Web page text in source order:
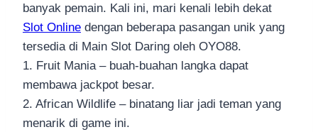
banyak pemain. Kali ini, mari kenali lebih dekat
Slot Online dengan beberapa pasangan unik yang
tersedia di Main Slot Daring oleh OYO88.
1. Fruit Mania – buah-buahan langka dapat
membawa jackpot besar.
2. African Wildlife – binatang liar jadi teman yang
menarik di game ini.